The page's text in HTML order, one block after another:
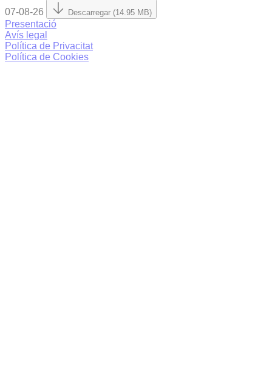
07-08-26 Descarregar (14.95 MB)
Presentació
Avís legal
Política de Privacitat
Política de Cookies